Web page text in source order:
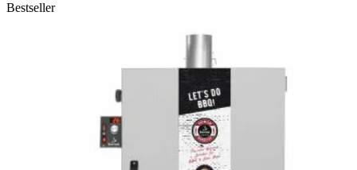
Bestseller